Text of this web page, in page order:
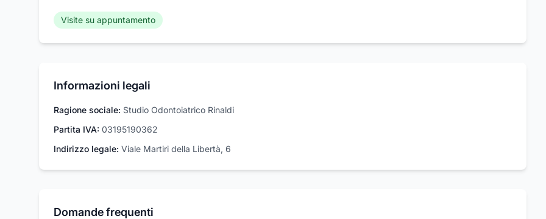
Visite su appuntamento
Informazioni legali
Ragione sociale: Studio Odontoiatrico Rinaldi
Partita IVA: 03195190362
Indirizzo legale: Viale Martiri della Libertà, 6
Domande frequenti